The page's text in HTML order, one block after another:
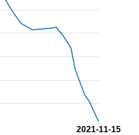
2021-11-15